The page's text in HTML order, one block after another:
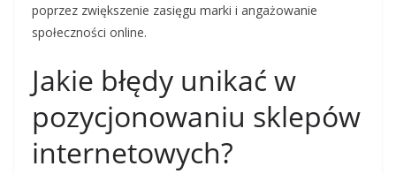
poprzez zwiększenie zasięgu marki i angażowanie
społeczności online.
Jakie błędy unikać w
pozycjonowaniu sklepów
internetowych?